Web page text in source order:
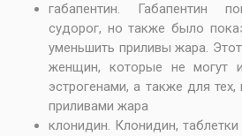
габапентин. Габапентин
судорог, но также было
уменьшить приливы жара.
женщин, которые не могут
эстрогенами, а также для
приливами жара
клонидин. Клонидин,